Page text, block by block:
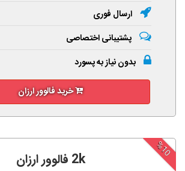
ارسال فوری
پشتیبانی اختصاصی
بدون نیاز به پسورد
خرید فالوور ارزان
%10
2k فالوور ارزان